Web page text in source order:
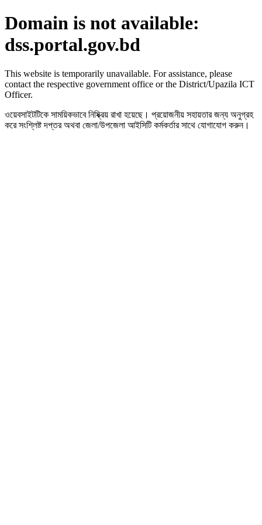
Domain is not available:
dss.portal.gov.bd
This website is temporarily unavailable. For assistance, please
contact the respective government office or the District/Upazila ICT
Officer.
ওয়েবসাইটটিকে সাময়িকভাবে নিষ্ক্রিয় রাখা হয়েছে। প্রয়োজনীয় সহায়তার জন্য অনুগ্রহ
করে সংশ্লিষ্ট দপ্তর অথবা জেলা/উপজেলা আইসিটি কর্মকর্তার সাথে যোগাযোগ করুন।